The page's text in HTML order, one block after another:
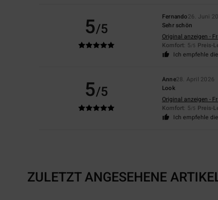
5/5
Fernando26. Juni
Sehr schön
Original anzeigen -
Komfort: 5/5 Preis-
Ich empfehle
5/5
Anne28. April 2026
Look
Original anzeigen -
Komfort: 5/5 Preis-
Ich empfehle
ZULETZT ANGESEHENE